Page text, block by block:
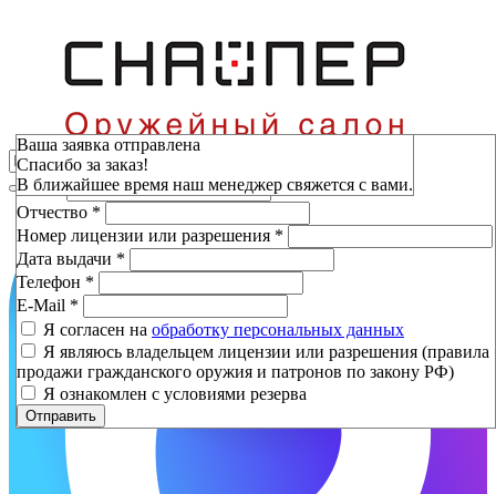
Зарезервировать
Фамилия*
Имя*
Отчество *
Номер лицензии или разрешения *
Дата выдачи *
Телефон *
E-Mail *
Я согласен на обработку персональных данных
Я являюсь владельцем лицензии или разрешения (правила
продажи гражданского оружия и патронов по закону РФ)
Я ознакомлен с условиями резерва
Отправить
Ваша заявка отправлена
Спасибо за заказ!
В ближайшее время наш менеджер свяжется с вами.